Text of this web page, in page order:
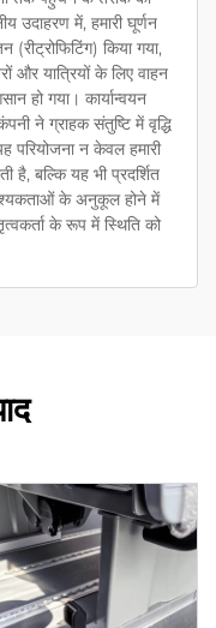
उदाहरण में, हमारी घूर्णन
किया गया,
और यात्रियों के लिए वाहन
हो गया। कार्यान्वयन
ने ग्राहक संतुष्टि में वृद्धि
परियोजना न केवल हमारी
है, बल्कि यह भी प्रदर्शित
के अनुकूल होने में
के रूप में स्थिति को